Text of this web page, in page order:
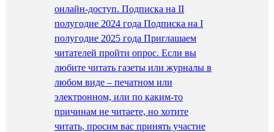
онлайн-доступ. Подписка на II
полугодие 2024 года Подписка на I
полугодие 2025 года Приглашаем
читателей пройти опрос. Если вы
любите читать газеты или журналы в
любом виде – печатном или
электронном, или по каким-то
причинам не читаете, но хотите
читать, просим вас принять участие